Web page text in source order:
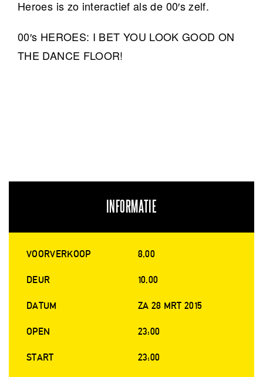
Heroes is zo interactief als de 00′s zelf.
00′s HEROES: I BET YOU LOOK GOOD ON
THE DANCE FLOOR!
INFORMATIE
VOORVERKOOP 8,00
DEUR 10,00
DATUM ZA 28 MRT 2015
OPEN 23:00
START 23:00